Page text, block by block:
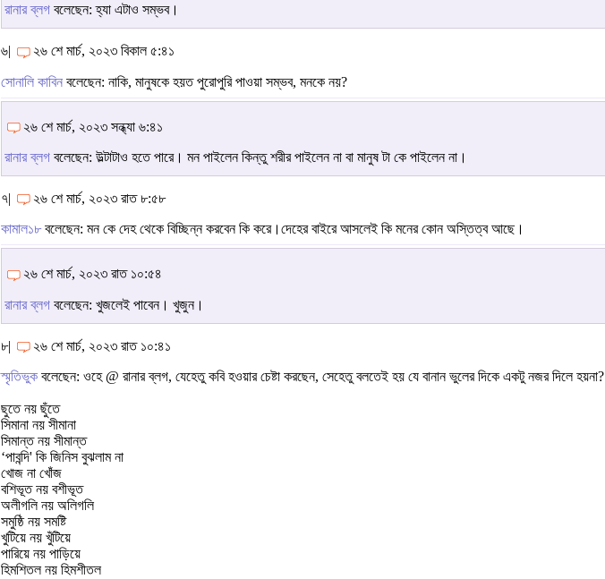
রানার ব্লগ বলেছেন: হ্যা এটাও সম্ভব।
৬| ২৬ শে মার্চ, ২০২৩ বিকাল ৫:৪১
সোনালি কাবিন বলেছেন: নাকি, মানুষকে হয়ত পুরোপুরি পাওয়া সম্ভব, মনকে নয়?
২৬ শে মার্চ, ২০২৩ সন্ধ্যা ৬:৪১
রানার ব্লগ বলেছেন: উল্টাটাও হতে পারে। মন পাইলেন কিন্তু শরীর পাইলেন না বা মানুষ টা কে পাইলেন না।
৭| ২৬ শে মার্চ, ২০২৩ রাত ৮:৫৮
কামাল১৮বলেছেন: মন কে দেহ থেকে বিচ্ছিন্ন করবেন কি করে।দেহের বাইরে আসলেই কি মনের কোন অস্তিত্ব আছে।
২৬ শে মার্চ, ২০২৩ রাত ১০:৫৪
রানার ব্লগ বলেছেন: খুজলেই পাবেন। খুজুন।
৮| ২৬ শে মার্চ, ২০২৩ রাত ১০:৪১
স্মৃতিভুক বলেছেন: ওহে @ রানার ব্লগ, যেহেতু কবি হওয়ার চেষ্টা করছেন, সেহেতু বলতেই হয় যে বানান ভুলের দিকে একটু নজর দিলে হয়না?
ছুতে নয় ছুঁতে
সিমানা নয় সীমানা
সিমান্ত নয় সীমান্ত
‘পাবন্দি' কি জিনিস বুঝলাম না
খোজ না খোঁজ
বশিভূত নয় বশীভূত
অলীগলি নয় অলিগলি
সমুষ্ঠি নয় সমষ্টি
খুটিয়ে নয় খুঁটিয়ে
পারিয়ে নয় পাড়িয়ে
হিমশিতল নয় হিমশীতল